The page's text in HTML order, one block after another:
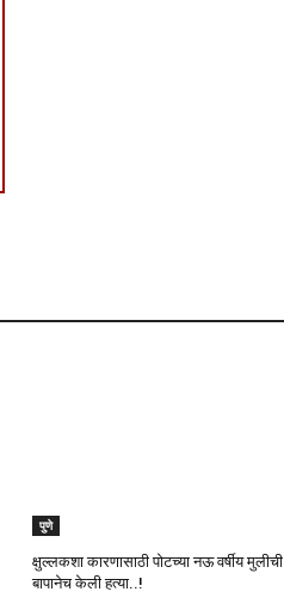
पुणे
क्षुल्लकशा कारणासाठी पोटच्या नऊ वर्षीय मुलीची
बापानेच केली हत्या..!